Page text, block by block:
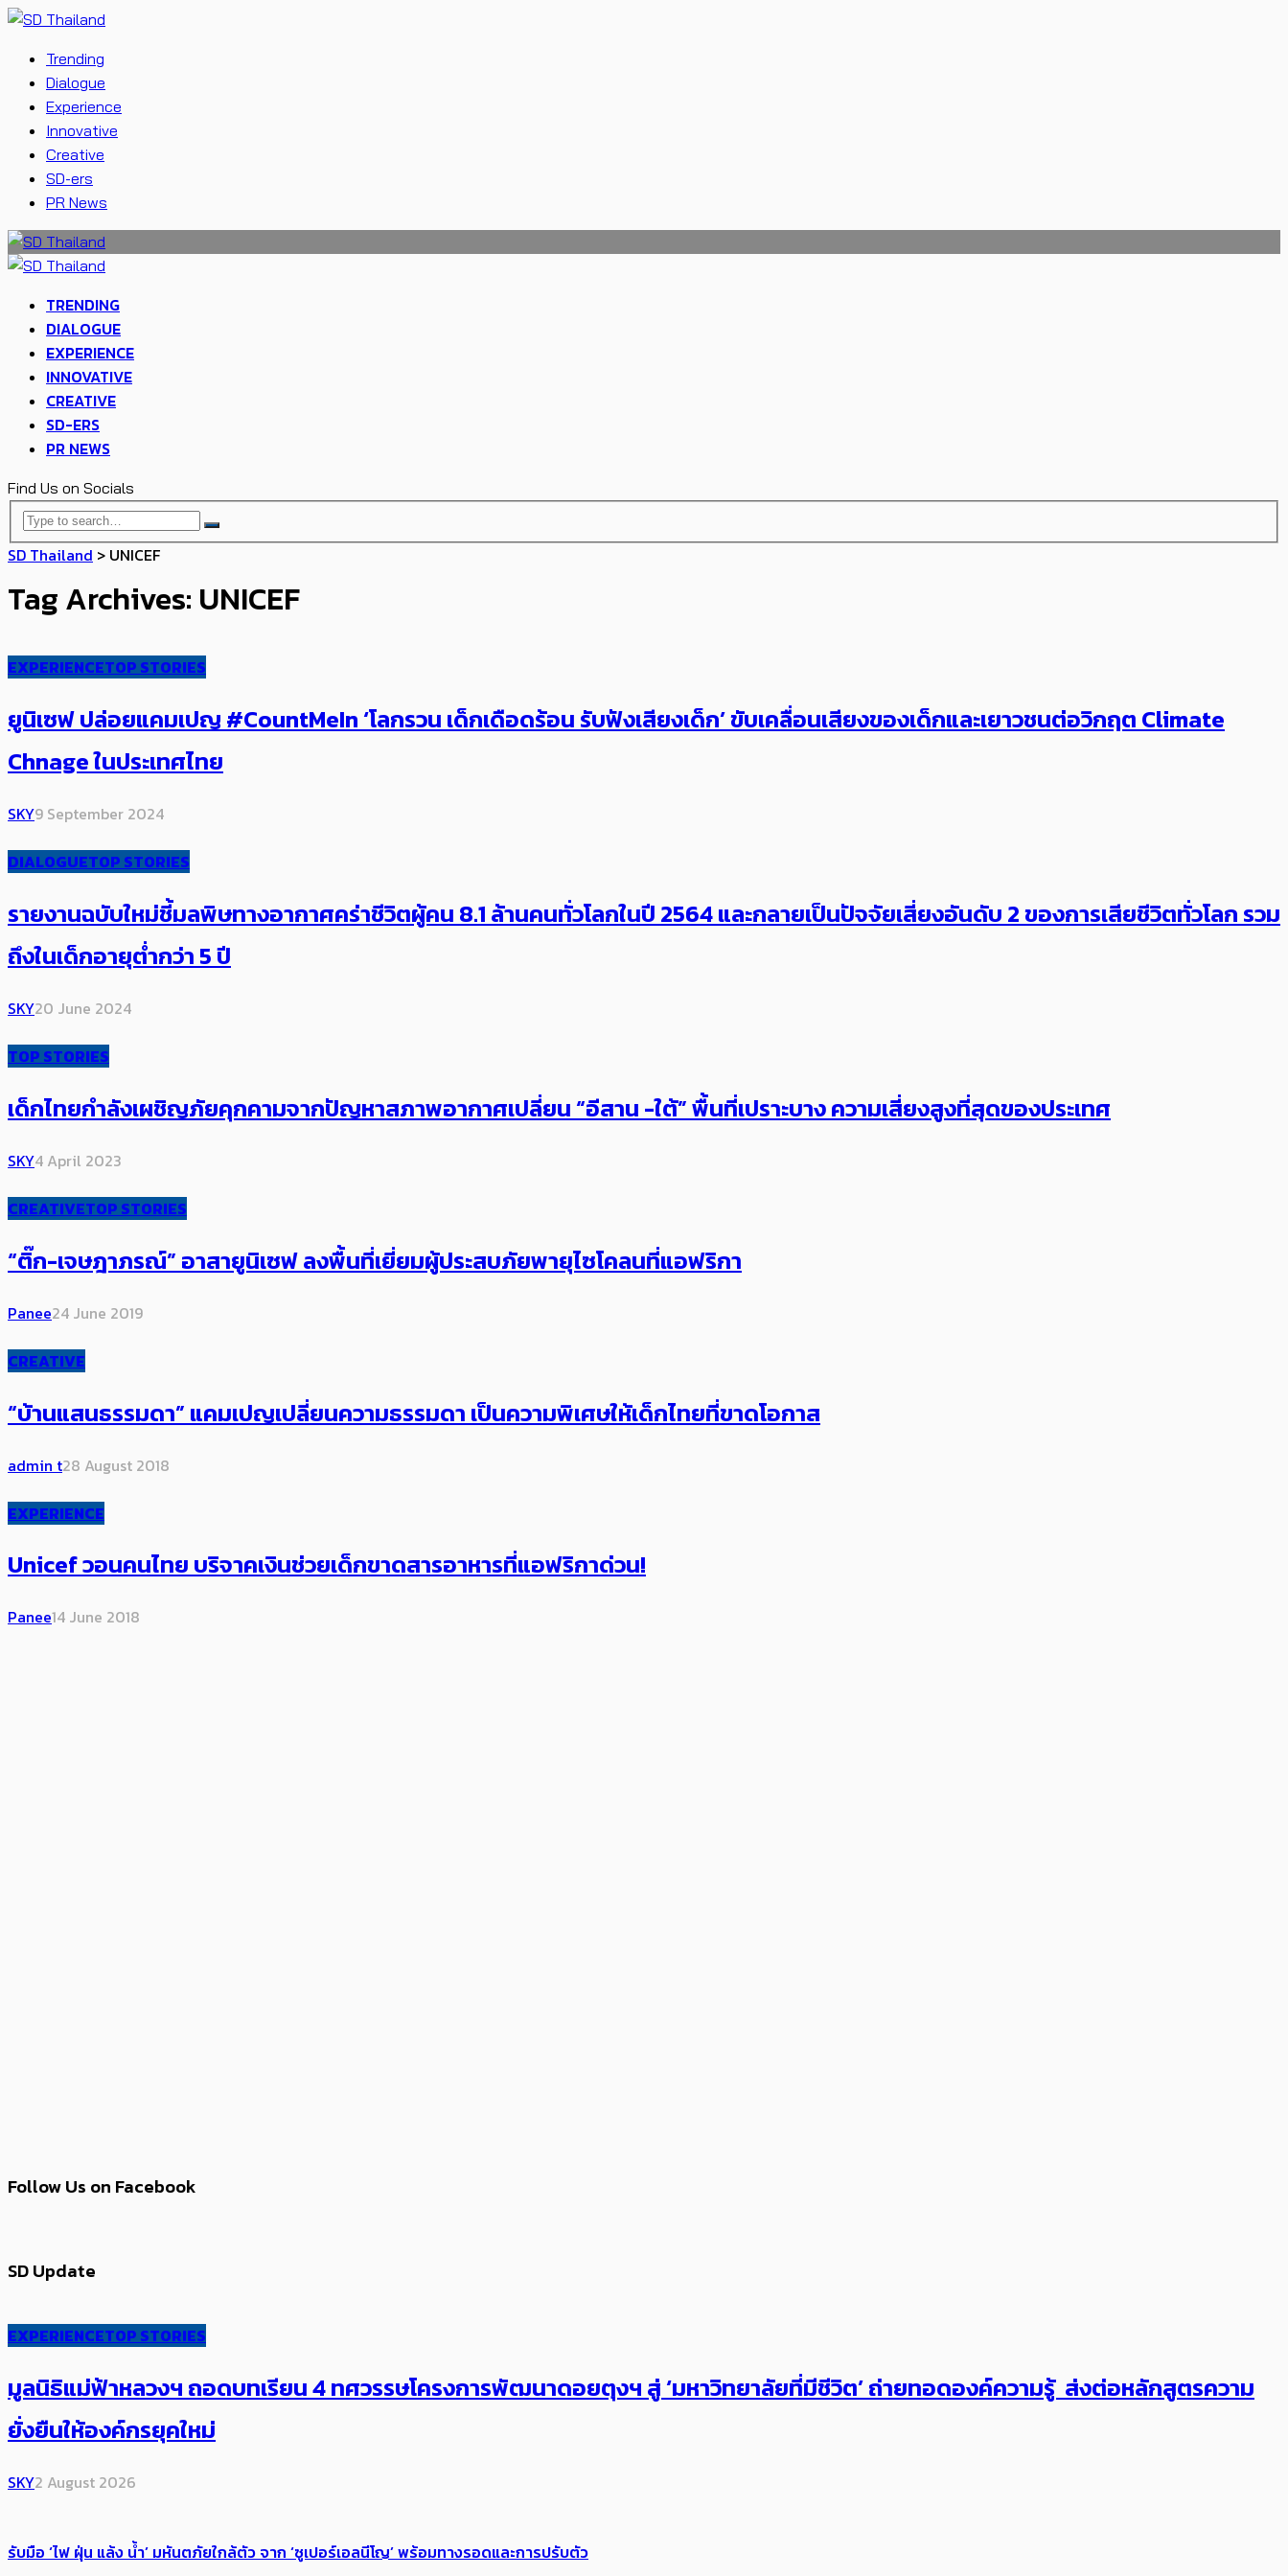
Trending
Dialogue
Experience
Innovative
Creative
SD-ers
PR News
TRENDING
DIALOGUE
EXPERIENCE
INNOVATIVE
CREATIVE
SD-ERS
PR NEWS
Find Us on Socials
SD Thailand > UNICEF
Tag Archives: UNICEF
EXPERIENCETOP STORIES
ยูนิเซฟ ปล่อยแคมเปญ #CountMeIn ‘โลกรวน เด็กเดือดร้อน รับฟังเสียงเด็ก’ ขับเคลื่อนเสียงของเด็กและเยาวชนต่อวิกฤต Climate
Chnage ในประเทศไทย
SKY9 September 2024
DIALOGUETOP STORIES
รายงานฉบับใหม่ชี้มลพิษทางอากาศคร่าชีวิตผู้คน 8.1 ล้านคนทั่วโลกในปี 2564 และกลายเป็นปัจจัยเสี่ยงอันดับ 2 ของการเสียชีวิตทั่วโลก รวม
ถึงในเด็กอายุต่ำกว่า 5 ปี
SKY20 June 2024
TOP STORIES
เด็กไทยกำลังเผชิญภัยคุกคามจากปัญหาสภาพอากาศเปลี่ยน “อีสาน -ใต้” พื้นที่เปราะบาง ความเสี่ยงสูงที่สุดของประเทศ
SKY4 April 2023
CREATIVETOP STORIES
“ติ๊ก-เจษฎาภรณ์” อาสายูนิเซฟ ลงพื้นที่เยี่ยมผู้ประสบภัยพายุไซโคลนที่แอฟริกา
Panee24 June 2019
CREATIVE
“บ้านแสนธรรมดา” แคมเปญเปลี่ยนความธรรมดา เป็นความพิเศษให้เด็กไทยที่ขาดโอกาส
admin t28 August 2018
EXPERIENCE
Unicef วอนคนไทย บริจาคเงินช่วยเด็กขาดสารอาหารที่แอฟริกาด่วน!
Panee14 June 2018
Follow Us on Facebook
SD Update
EXPERIENCETOP STORIES
มูลนิธิแม่ฟ้าหลวงฯ ถอดบทเรียน 4 ทศวรรษโครงการพัฒนาดอยตุงฯ สู่ ‘มหาวิทยาลัยที่มีชีวิต’ ถ่ายทอดองค์ความรู้ ส่งต่อหลักสูตรความ
ยั่งยืนให้องค์กรยุคใหม่
SKY2 August 2026
รับมือ ‘ไฟ ฝุ่น แล้ง น้ำ’ มหันตภัยใกล้ตัว จาก ‘ซูเปอร์เอลนีโญ’ พร้อมทางรอดและการปรับตัว